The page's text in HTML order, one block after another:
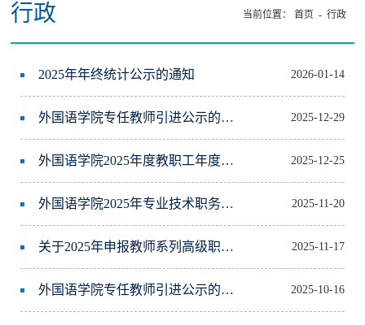
行政 当前位置： 首页 - 行政
2025年年终统计公示的通知 2026-01-14
外国语学院专任教师引进公示的通知 2025-12-29
外国语学院2025年度教职工年度考核和师德师风考核工作安排 2025-12-25
外国语学院2025年专业技术职务及十三级岗位聘任结果公示的通知 2025-11-20
关于2025年申报教师系列高级职称人员及五级岗位人员述职及答辩的通知 2025-11-17
外国语学院专任教师引进公示的通知 2025-10-16